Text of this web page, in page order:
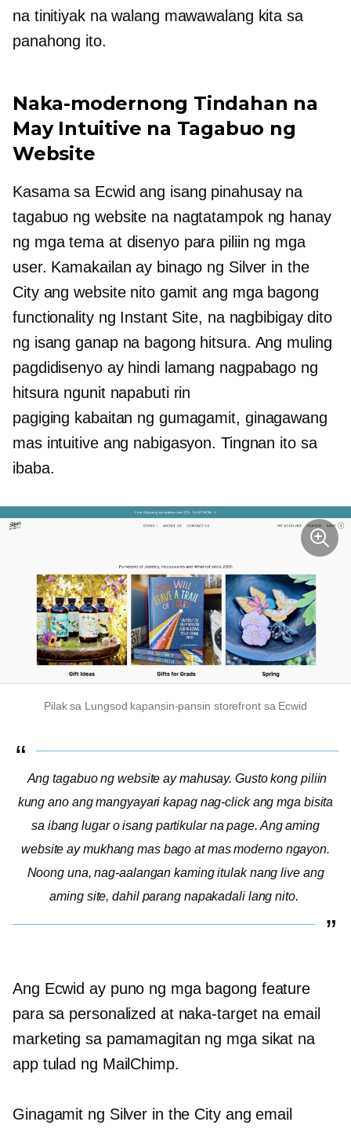
na tinitiyak na walang mawawalang kita sa
panahong ito.
Naka-modernong Tindahan na
May Intuitive na Tagabuo ng
Website
Kasama sa Ecwid ang isang pinahusay na
tagabuo ng website na nagtatampok ng hanay
ng mga tema at disenyo para piliin ng mga
user. Kamakailan ay binago ng Silver in the
City ang website nito gamit ang mga bagong
functionality ng Instant Site, na nagbibigay dito
ng isang ganap na bagong hitsura. Ang muling
pagdidisenyo ay hindi lamang nagpabago ng
hitsura ngunit napabuti rin
pagiging kabaitan ng gumagamit, ginagawang
mas intuitive ang nabigasyon. Tingnan ito sa
ibaba.
Pilak sa Lungsod kapansin-pansin storefront sa Ecwid
Ang tagabuo ng website ay mahusay. Gusto kong piliin
kung ano ang mangyayari kapag nag-click ang mga bisita
sa ibang lugar o isang partikular na page. Ang aming
website ay mukhang mas bago at mas moderno ngayon.
Noong una, nag-aalangan kaming itulak nang live ang
aming site, dahil parang napakadali lang nito.
Ang Ecwid ay puno ng mga bagong feature
para sa personalized at naka-target na email
marketing sa pamamagitan ng mga sikat na
app tulad ng MailChimp.
Ginagamit ng Silver in the City ang email